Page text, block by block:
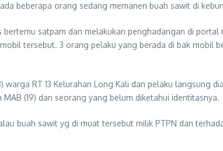
beberapa orang sedang memanen buah sawit di
satpam dan melakukan penghadangan di
tersebut. 3 orang pelaku yang berada di bak mobil
warga RT 13 Kelurahan Long Kali dan pelaku langsung
(19) dan seorang yang belum diketahui identitasnya.
buah sawit yg di muat tersebut milik PTPN dan